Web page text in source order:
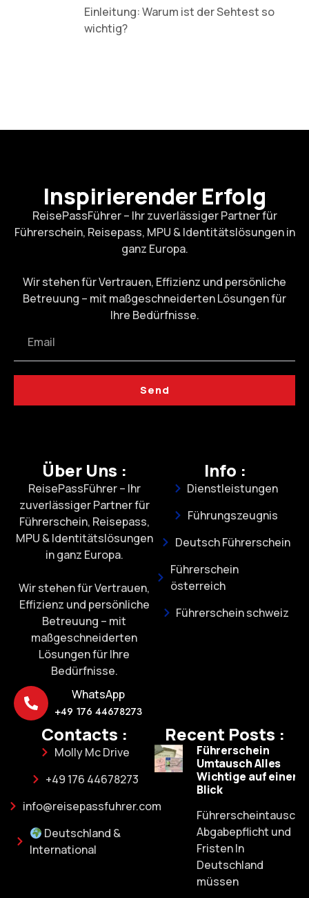
Einleitung: Warum ist der Sehtest so
wichtig?
Inspirierender Erfolg
ReisePassFührer – Ihr zuverlässiger Partner für
Führerschein, Reisepass, MPU & Identitätslösungen in
ganz Europa.
Wir stehen für Vertrauen, Effizienz und persönliche
Betreuung – mit maßgeschneiderten Lösungen für
Ihre Bedürfnisse.
Send
Über Uns :
ReisePassFührer – Ihr
zuverlässiger Partner für
Führerschein, Reisepass,
MPU & Identitätslösungen
in ganz Europa.
Wir stehen für Vertrauen,
Effizienz und persönliche
Betreuung – mit
maßgeschneiderten
Lösungen für Ihre
Bedürfnisse.
WhatsApp
+49 176 44678273
Info :
Dienstleistungen
Führungszeugnis
Deutsch Führerschein
Führerschein
österreich
Führerschein schweiz
Contacts :
Molly Mc Drive
+49 176 44678273
info@reisepassfuhrer.com
Deutschland &
International
Recent Posts :
Führerschein
Umtausch Alles
Wichtige auf einen
Blick
Führerscheintausch:
Abgabepflicht und
Fristen In
Deutschland
müssen